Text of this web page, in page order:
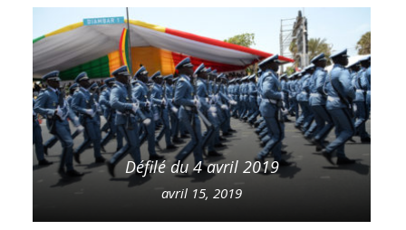
Défilé du 4 avril 2019
avril 15, 2019